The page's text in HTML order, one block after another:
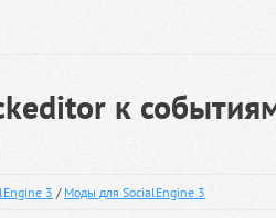
к
3 / Моды для SocialEngine 3